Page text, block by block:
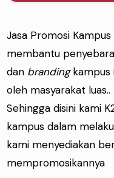
Jasa Promosi
membantu
dan brandingkampus
oleh masyarakat luas..
Sehingga disini kami
kampus dalam
kami menyediakan
mempromosikannya